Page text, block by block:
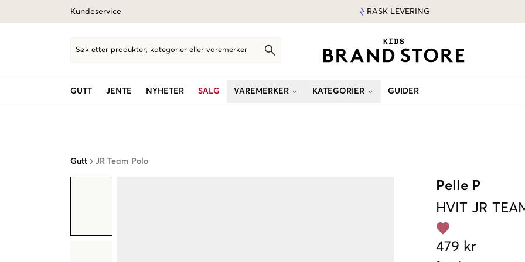
Kundeservice RASK LEVERING
Søk etter produkter, kategorier eller varemerker
GUTT JENTE NYHETER SALG VAREMERKER KATEGORIER GUIDER
Gutt JR Team Polo
Pelle P
HVIT JR
479 kr